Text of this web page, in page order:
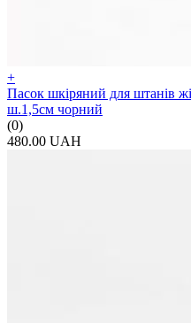
+
Пасок шкіряний для штанів
ш.1,5см чорний
(0)
480.00 UAH